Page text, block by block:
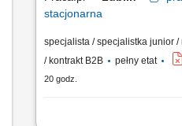
stacjonarna
specjalista / specjalistka junior /
/ kontrakt B2B
pełny etat
20 godz.